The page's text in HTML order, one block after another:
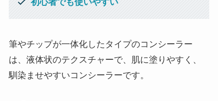
筆やチップが一体化したタイプのコンシーラー
は、液体状のテクスチャーで、肌に塗りやすく、
馴染ませやすいコンシーラーです。